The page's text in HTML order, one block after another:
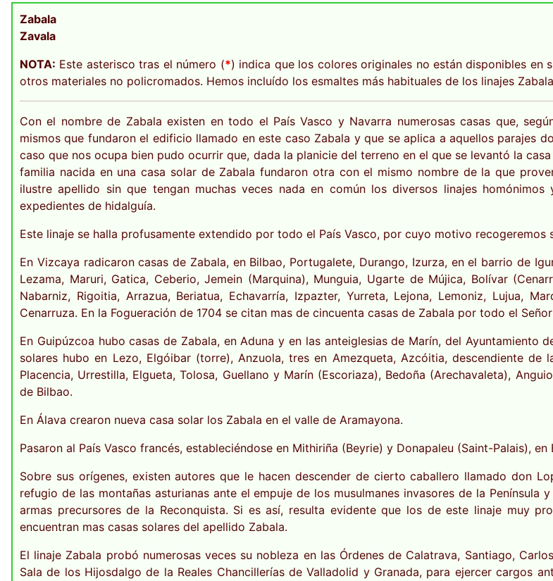
Zabala
Zavala
NOTA: Este asterisco tras el número (*) indica que los colores originales no están disponibles
otros materiales no policromados. Hemos incluído los esmaltes más habituales de los linajes
Con el nombre de Zabala existen en todo el País Vasco y Navarra numerosas casas que,
mismos que fundaron el edificio llamado en este caso Zabala y que se aplica a aquellos parajes
caso que nos ocupa bien pudo ocurrir que, dada la planicie del terreno en el que se levantó la
familia nacida en una casa solar de Zabala fundaron otra con el mismo nombre de la que
ilustre apellido sin que tengan muchas veces nada en común los diversos linajes
expedientes de hidalguía.
Este linaje se halla profusamente extendido por todo el País Vasco, por cuyo motivo recogeremos
En Vizcaya radicaron casas de Zabala, en Bilbao, Portugalete, Durango, Izurza, en el barrio de
Lezama, Maruri, Gatica, Ceberio, Jemein (Marquina), Munguia, Ugarte de Mújica, Bolívar
Nabarniz, Rigoitia, Arrazua, Beriatua, Echavarría, Izpazter, Yurreta, Lejona, Lemoniz, Lujua,
Cenarruza. En la Fogueración de 1704 se citan mas de cincuenta casas de Zabala por todo el
En Guipúzcoa hubo casas de Zabala, en Aduna y en las anteiglesias de Marín, del Ayuntamiento
solares hubo en Lezo, Elgóibar (torre), Anzuola, tres en Amezqueta, Azcóitia, descendiente
Placencia, Urrestilla, Elgueta, Tolosa, Guellano y Marín (Escoriaza), Bedoña (Arechavaleta),
de Bilbao.
En Álava crearon nueva casa solar los Zabala en el valle de Aramayona.
Pasaron al País Vasco francés, estableciéndose en Mithiriña (Beyrie) y Donapaleu (Saint-Palais), en
Sobre sus orígenes, existen autores que le hacen descender de cierto caballero llamado don
refugio de las montañas asturianas ante el empuje de los musulmanes invasores de la
armas precursores de la Reconquista. Si es así, resulta evidente que los de este linaje muy
encuentran mas casas solares del apellido Zabala.
El linaje Zabala probó numerosas veces su nobleza en las Órdenes de Calatrava, Santiago,
Sala de los Hijosdalgo de la Reales Chancillerías de Valladolid y Granada, para ejercer cargos